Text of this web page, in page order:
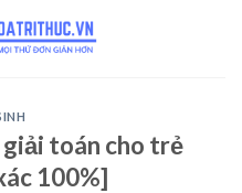
giải toán cho trẻ
100%]